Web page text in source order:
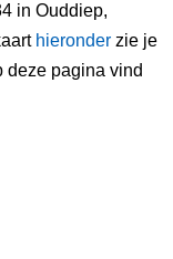
in Ouddiep,
hieronder zie je
deze pagina vind